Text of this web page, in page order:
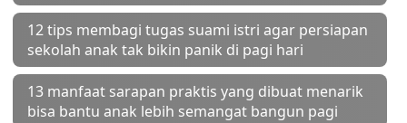
12 tips membagi tugas suami istri agar persiapan
sekolah anak tak bikin panik di pagi hari
13 manfaat sarapan praktis yang dibuat menarik
bisa bantu anak lebih semangat bangun pagi